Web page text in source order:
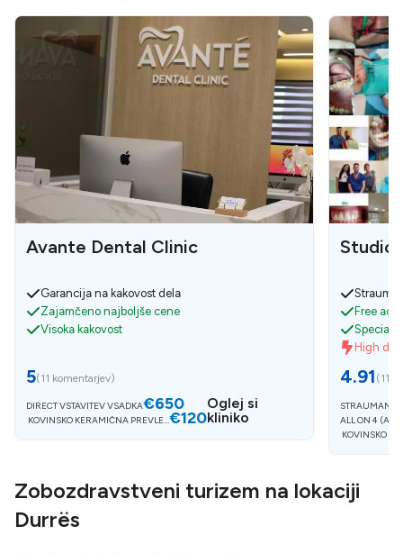
Avante Dental Clinic
Garancija na kakovost dela
Zajamčeno najboljše cene
Visoka kakovost
5(11 komentarjev)
DIRECT VSTAVITEV VSADKA€650
KOVINSKO KERAMIČNA PREVLEK€120
Oglej si
kliniko
Studio
Free
High
4.91 (11
STRAUMANN
ALL ON 4
KOVINSKO
Zobozdravstveni turizem na lokaciji
Durrës